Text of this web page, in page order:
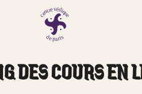
DES COURS EN